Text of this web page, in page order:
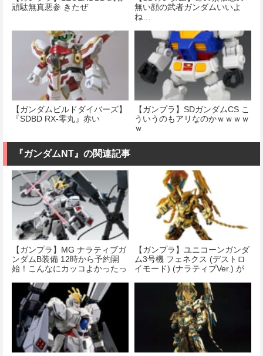
頑駄無真悪参 きたぜ
無い顔の武者ガンダムいいよ
ね…
【ガンダムビルドダイバーズ】
『SDBD RX-零丸』赤い
【ガンプラ】SDガンダムCS こ
ういうのもアリなのかｗｗｗｗ
ｗ
『ガンダムNT』の関連記事
【ガンプラ】MG ナラティブガ
ンダムB装備 12時から予約開
始！こんなにカッコよかったっ
【ガンプラ】ユニコーンガンダ
ム3号機 フェネクス (デストロ
イモード) (ナラティブVer.) が